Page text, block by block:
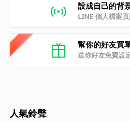
設成自己的背
LINE 個人檔案
幫你的好友買
送你好友免費設
人氣鈴聲